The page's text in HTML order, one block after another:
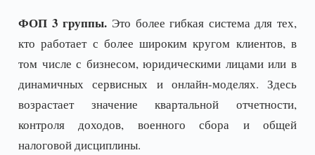
ФОП 3 группы. Это более гибкая система для тех,
кто работает с более широким кругом клиентов, в
том числе с бизнесом, юридическими лицами или в
динамичных сервисных и онлайн-моделях. Здесь
возрастает значение квартальной отчетности,
контроля доходов, военного сбора и общей
налоговой дисциплины.